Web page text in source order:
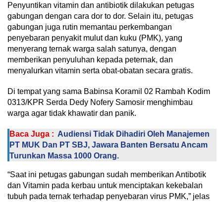
Penyuntikan vitamin dan antibiotik dilakukan petugas
gabungan dengan cara dor to dor. Selain itu, petugas
gabungan juga rutin memantau perkembangan
penyebaran penyakit mulut dan kuku (PMK), yang
menyerang ternak warga salah satunya, dengan
memberikan penyuluhan kepada peternak, dan
menyalurkan vitamin serta obat-obatan secara gratis.
Di tempat yang sama Babinsa Koramil 02 Rambah Kodim
0313/KPR Serda Dedy Nofery Samosir menghimbau
warga agar tidak khawatir dan panik.
Baca Juga : Audiensi Tidak Dihadiri Oleh Manajemen
PT MUK Dan PT SBJ, Jawara Banten Bersatu Ancam
Turunkan Massa 1000 Orang.
“Saat ini petugas gabungan sudah memberikan Antibotik
dan Vitamin pada kerbau untuk menciptakan kekebalan
tubuh pada ternak terhadap penyebaran virus PMK,” jelas